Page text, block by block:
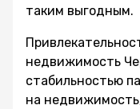
таким выгодным.
недвижимость
стабильностью
на